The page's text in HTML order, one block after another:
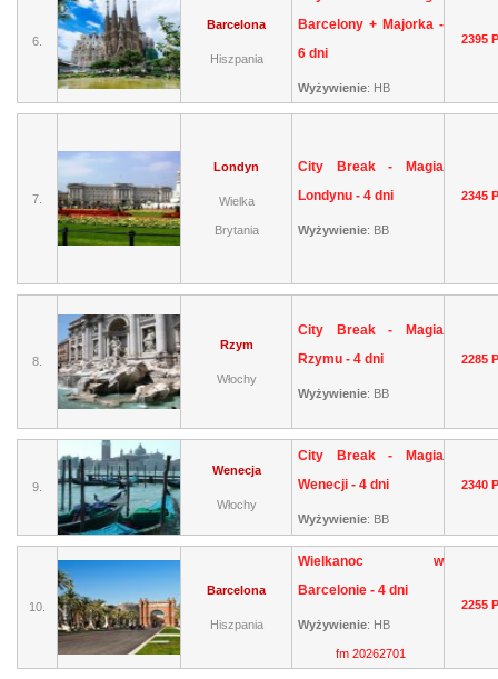
6.
Barcelona
Hiszpania
Barcelony + Majorka -
6 dni
Wyżywienie: HB
2395
7.
Londyn
Wielka
Brytania
City Break - Magia
Londynu - 4 dni
Wyżywienie: BB
2345
8.
Rzym
Włochy
City Break - Magia
Rzymu - 4 dni
Wyżywienie: BB
2285
9.
Wenecja
Włochy
City Break - Magia
Wenecji - 4 dni
Wyżywienie: BB
2340
10.
Barcelona
Hiszpania
Wielkanoc w
Barcelonie - 4 dni
Wyżywienie: HB
fm 20262701
2255